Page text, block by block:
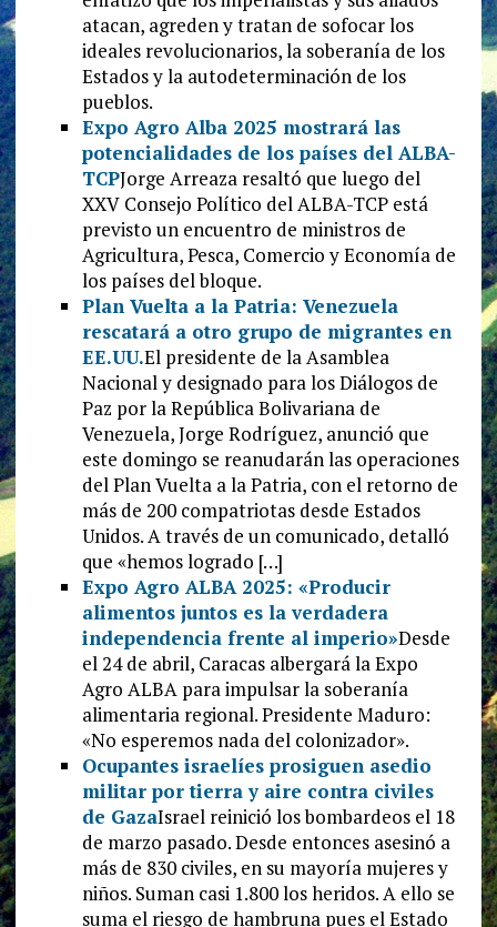
atacan, agreden y tratan de sofocar los
ideales revolucionarios, la soberanía de los
Estados y la autodeterminación de los
pueblos.
Expo Agro Alba 2025 mostrará las
potencialidades de los países del ALBA-
TCPJorge Arreaza resaltó que luego del
XXV Consejo Político del ALBA-TCP está
previsto un encuentro de ministros de
Agricultura, Pesca, Comercio y Economía de
los países del bloque.
Plan Vuelta a la Patria: Venezuela
rescatará a otro grupo de migrantes en
EE.UU.El presidente de la Asamblea
Nacional y designado para los Diálogos de
Paz por la República Bolivariana de
Venezuela, Jorge Rodríguez, anunció que
este domingo se reanudarán las operaciones
del Plan Vuelta a la Patria, con el retorno de
más de 200 compatriotas desde Estados
Unidos. A través de un comunicado, detalló
que «hemos logrado […]
Expo Agro ALBA 2025: «Producir
alimentos juntos es la verdadera
independencia frente al imperio»Desde
el 24 de abril, Caracas albergará la Expo
Agro ALBA para impulsar la soberanía
alimentaria regional. Presidente Maduro:
«No esperemos nada del colonizador».
Ocupantes israelíes prosiguen asedio
militar por tierra y aire contra civiles
de GazaIsrael reinició los bombardeos el 18
de marzo pasado. Desde entonces asesinó a
más de 830 civiles, en su mayoría mujeres y
niños. Suman casi 1.800 los heridos. A ello se
suma el riesgo de hambruna pues el Estado